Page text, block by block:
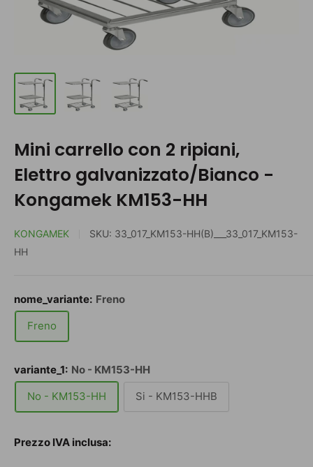
Mini carrello con 2 ripiani,
Elettro galvanizzato/Bianco -
Kongamek KM153-HH
KONGAMEK SKU: 33_017_KM153-HH(B)___33_017_KM153-
HH
nome_variante: Freno
Freno
variante_1: No - KM153-HH
No - KM153-HH
Si - KM153-HHB
Prezzo IVA inclusa: